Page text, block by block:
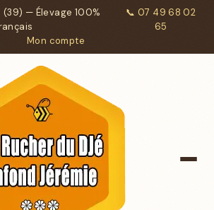
(39) — Élevage 100%
📞 07 49 68 02
65
Mon compte